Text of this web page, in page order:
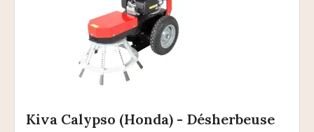
Kiva Calypso (Honda) - Désherbeuse